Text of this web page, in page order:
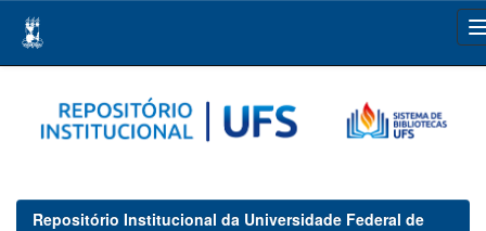
navigation
Repositório Institucional da Universidade Federal de